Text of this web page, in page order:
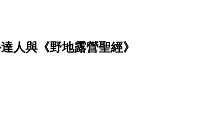
人與《野地露營聖經》